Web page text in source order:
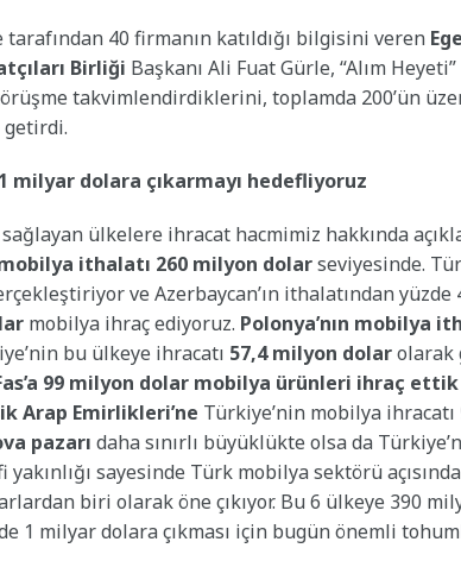
tarafından 40 firmanın katıldığı bilgisini veren
Birliği Başkanı Ali Fuat Gürle, “Alım
takvimlendirdiklerini, toplamda 200’ün
milyar dolara çıkarmayı hedefliyoruz
sağlayan ülkelere ihracat hacmimiz hakkında
ithalatı 260 milyon dolarseviyesinde.
ve Azerbaycan’ın ithalatından yüzde
mobilya ihraç ediyoruz. Polonya’nın mobilya
bu ülkeye ihracatı 57,4 milyon dolarolarak
99 milyon dolar mobilya ürünleri ihraç
Arap Emirlikleri’ne Türkiye’nin mobilya ihracatı
pazarı daha sınırlı büyüklükte olsa da
sayesinde Türk mobilya sektörü
biri olarak öne çıkıyor. Bu 6 ülkeye 390
1 milyar dolara çıkması için bugün önemli